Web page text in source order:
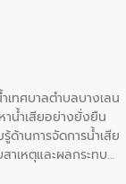
ทศบาลตำบลบางเลน
าน้ำเสียอย่างยั่งยืน
ด้านการจัดการน้ำเสีย
าเหตุและผลกระทบ
น จังหวัดนครปฐม